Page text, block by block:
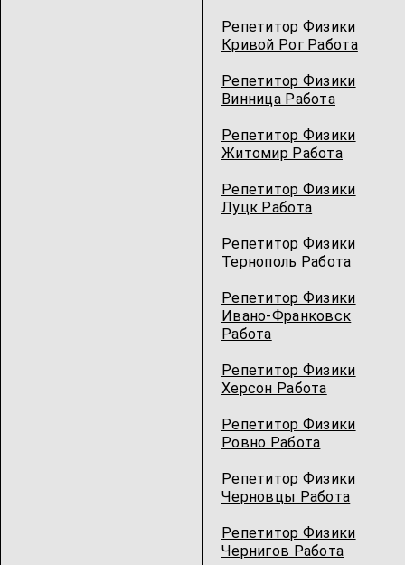
Репетитор Физики
Кривой Рог Работа
Репетитор Физики
Винница Работа
Репетитор Физики
Житомир Работа
Репетитор Физики
Луцк Работа
Репетитор Физики
Тернополь Работа
Репетитор Физики
Ивано-Франковск
Работа
Репетитор Физики
Херсон Работа
Репетитор Физики
Ровно Работа
Репетитор Физики
Черновцы Работа
Репетитор Физики
Чернигов Работа